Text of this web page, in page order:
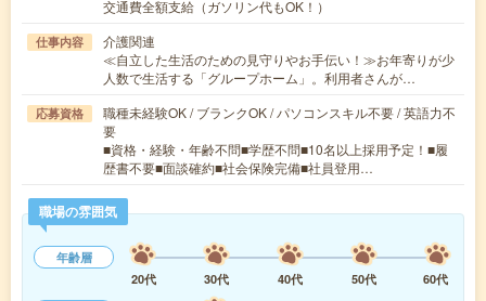
交通費全額支給（ガソリン代もOK！）
仕事内容
介護関連
≪自立した生活のための見守りやお手伝い！≫お年寄りが少
人数で生活する「グループホーム」。利用者さんが…
応募資格
職種未経験OK / ブランクOK / パソコンスキル不要 / 英語力不
要
■資格・経験・年齢不問■学歴不問■10名以上採用予定！■履
歴書不要■面談確約■社会保険完備■社員登用…
職場の雰囲気
年齢層
20代
30代 40代 50代
60代